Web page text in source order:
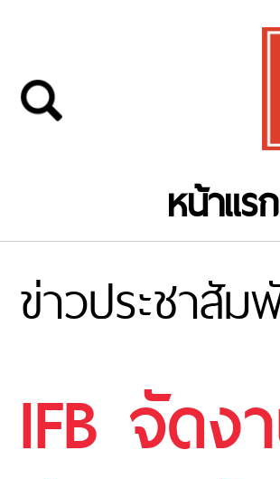
หน้าแรก
ข่าวประชาสั
IFB จัด